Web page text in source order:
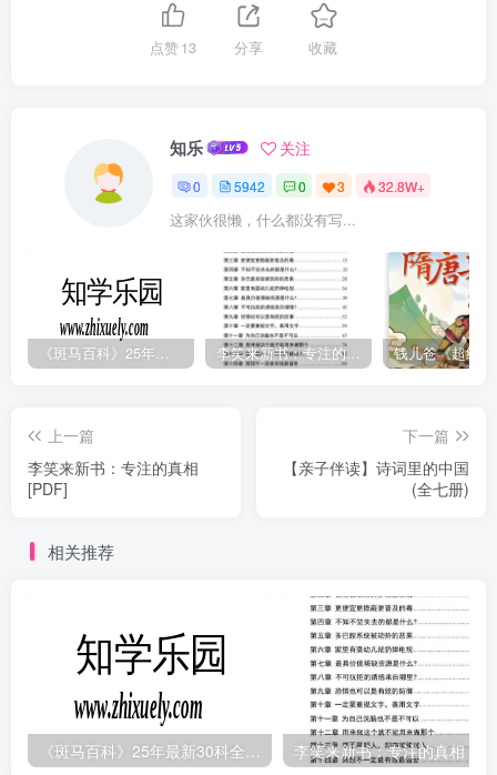
点赞13 分享 收藏
知乐 关注
0 5942 0 3 32.8W+
这家伙很懒，什么都没有写...
《斑马百科》25年最新30科全套高清视频 李笑来新书：专注的真相 [PDF]
上一篇
李笑来新书：专注的真相
[PDF]
下一篇
【亲子伴读】诗词里的中国
(全七册)
相关推荐
《斑马百科》25年最新30科全套高清视频 李笑来新书：专注的真相